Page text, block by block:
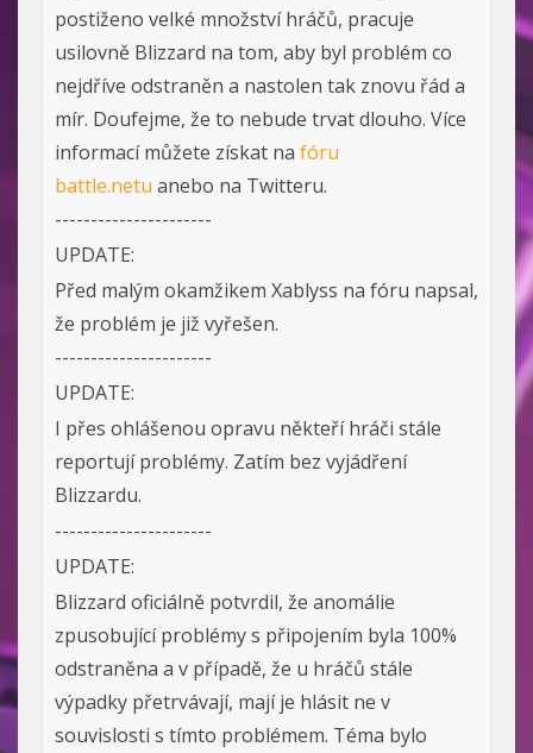
postiženo velké množství hráčů, pracuje
usilovně Blizzard na tom, aby byl problém co
nejdříve odstraněn a nastolen tak znovu řád a
mír. Doufejme, že to nebude trvat dlouho. Více
informací můžete získat na fóru
battle.netu anebo na Twitteru.
----------------------
UPDATE:
Před malým okamžikem Xablyss na fóru napsal,
že problém je již vyřešen.
----------------------
UPDATE:
I přes ohlášenou opravu někteří hráči stále
reportují problémy. Zatím bez vyjádření
Blizzardu.
----------------------
UPDATE:
Blizzard oficiálně potvrdil, že anomálie
zpusobující problémy s připojením byla 100%
odstraněna a v případě, že u hráčů stále
výpadky přetrvávají, mají je hlásit ne v
souvislosti s tímto problémem. Téma bylo